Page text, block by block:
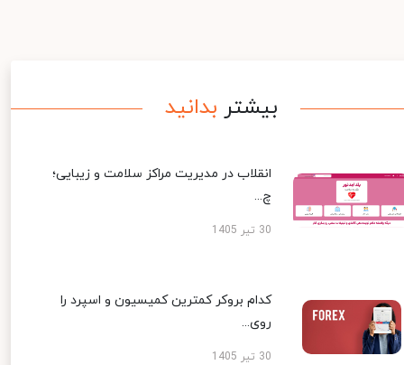
بیشتر بدانید
انقلاب در مدیریت مراکز سلامت و زیبایی؛
چ...
30 تیر 1405
کدام بروکر کمترین کمیسیون و اسپرد را
روی...
30 تیر 1405